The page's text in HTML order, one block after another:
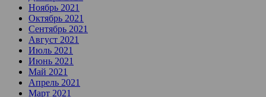
Ноябрь 2021
Октябрь 2021
Сентябрь 2021
Август 2021
Июль 2021
Июнь 2021
Май 2021
Апрель 2021
Март 2021